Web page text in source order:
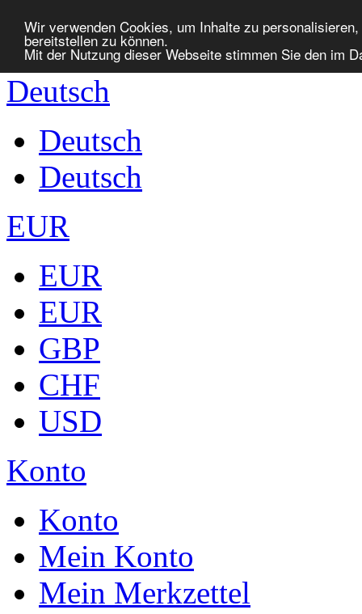
Wir verwenden Cookies, um Inhalte zu
bereitstellen zu können.
Mit der Nutzung dieser Webseite stimmen Sie den im
Deutsch
Deutsch
Deutsch
EUR
EUR
EUR
GBP
CHF
USD
Konto
Konto
Mein Konto
Mein Merkzettel